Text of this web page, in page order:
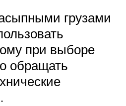
грузами
при выборе
обращать